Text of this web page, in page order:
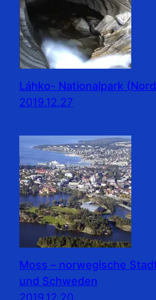
Láhko- Nationalpark
2019.12.27
Moss – norwegische
und Schweden